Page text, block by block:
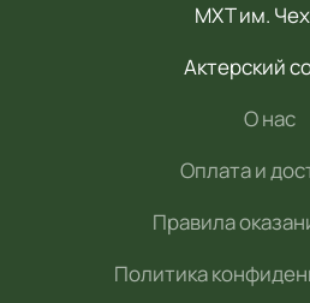
МХТ им.
Актерский
О нас
Оплата и
Правила
Политика